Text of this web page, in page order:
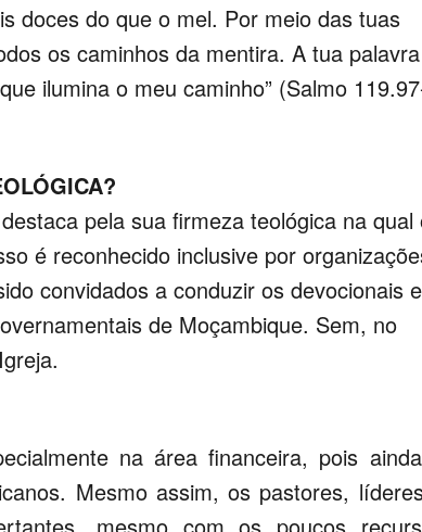
doces do que o mel. Por meio das tuas
os caminhos da mentira. A tua
ilumina o meu caminho” (Salmo
pela sua firmeza teológica na qual
é reconhecido inclusive por
convidados a conduzir os devocionais
de Moçambique. Sem, no
na área financeira, pois
Mesmo assim, os pastores,